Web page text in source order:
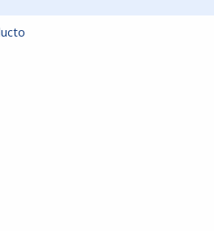
VGA + PLUG-PLUG